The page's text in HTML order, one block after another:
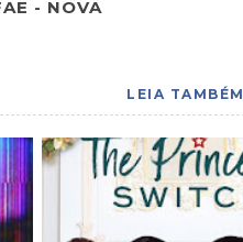
- NOVA
LEIA TAMBÉM